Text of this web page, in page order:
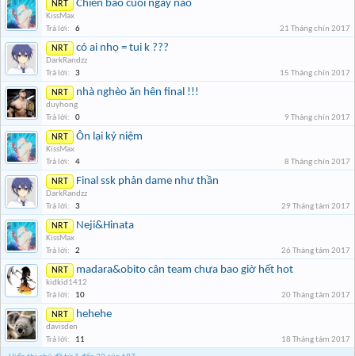
NRT Chiến báo cuối ngày nào
KissMax
Trả lời:
6 21 Tháng chín 2017
NRT có ai nhọ = tui k ???
DarkRandzz
Trả lời:
3 15 Tháng chín 2017
NRT nhà nghèo ăn hên final !!!
duyhong
Trả lời:
0 9 Tháng chín 2017
NRT Ôn lại kỷ niệm
KissMax
Trả lời:
4 8 Tháng chín 2017
NRT Final ssk phản dame như thần
DarkRandzz
Trả lời:
3 29 Tháng tám 2017
NRT Neji&Hinata
KissMax
Trả lời:
2 26 Tháng tám 2017
NRT madara&obito cân team chưa bao giờ hết hot
kidkid1412
Trả lời:
10 20 Tháng tám 2017
NRT hehehe
davisden
Trả lời:
11
18 Tháng tám 2017